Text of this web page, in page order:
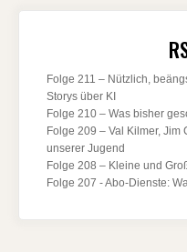
Folge 211 – Nützlich,
Storys über KI
Folge 210 – Was bisher
Folge 209 – Val Kilmer,
unserer Jugend
Folge 208 – Kleine und
Folge 207 - Abo-Dienste: